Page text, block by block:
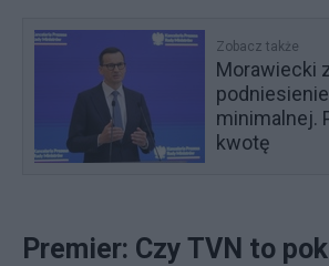
Zobacz także
Morawiecki
minimalnej.
kwotę
Premier: Czy TVN to